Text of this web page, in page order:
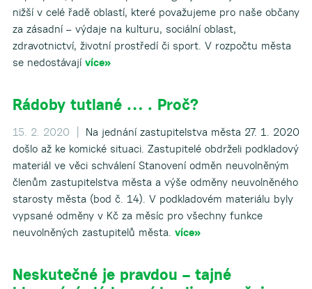
nižší v celé řadě oblastí, které považujeme pro naše občany
za zásadní – výdaje na kulturu, sociální oblast,
zdravotnictví, životní prostředí či sport. V rozpočtu města
se nedostávají více»
Rádoby tutlané … . Proč?
15. 2. 2020 |
Na jednání zastupitelstva města 27. 1. 2020
došlo až ke komické situaci. Zastupitelé obdrželi podkladový
materiál ve věci schválení Stanovení odměn neuvolněným
členům zastupitelstva města a výše odměny neuvolněného
starosty města (bod č. 14). V podkladovém materiálu byly
vypsané odměny v Kč za měsíc pro všechny funkce
neuvolněných zastupitelů města. více»
Neskutečné je pravdou – tajné